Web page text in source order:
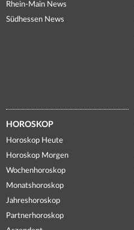
Rhein-Main News
Südhessen News
HOROSKOP
Horoskop Heute
Horoskop Morgen
Wochenhoroskop
Monatshoroskop
Jahreshoroskop
Partnerhoroskop